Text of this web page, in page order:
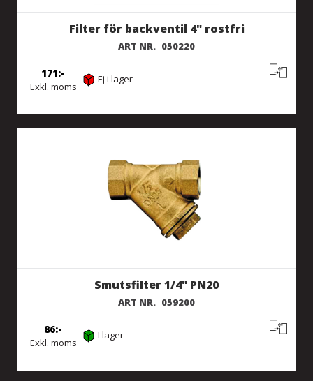
Filter för backventil 4" rostfri
ART NR. 050220
Exkl. moms
171 Ej i lager
Smutsfilter 1/4" PN20
ART NR. 059200
Exkl. moms
86 I lager